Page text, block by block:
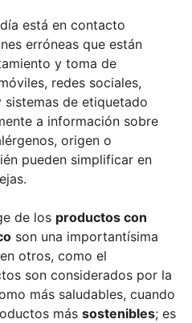
está en contacto
erróneas que están
y toma de
redes sociales,
de etiquetado
a información sobre
origen o
pueden simplificar en
de los productos con
son una importantísima
otros, como el
son considerados por la
más saludables, cuando
más sostenibles; es